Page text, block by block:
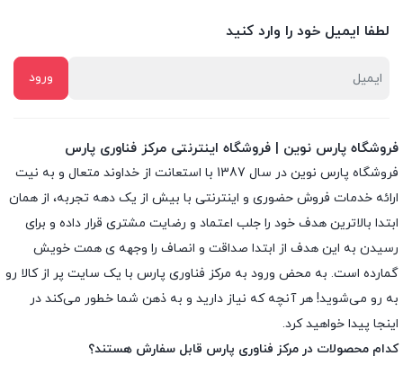
لطفا ایمیل خود را وارد کنید
فروشگاه پارس نوین | فروشگاه اینترنتی مرکز فناوری پارس
فروشگاه پارس نوین در سال 1387 با استعانت از خداوند متعال و به نیت
ارائه خدمات فروش حضوری و اینترنتی با بیش از یک دهه تجربه، از همان
ابتدا بالاترین هدف خود را جلب اعتماد و رضایت مشتری قرار داده و براى
رسیدن به این هدف از ابتدا صداقت و انصاف را وجهه ى همت خویش
گمارده است. به محض ورود به مرکز فناوری پارس با یک سایت پر از کالا رو
به رو می‌شوید! هر آنچه که نیاز دارید و به ذهن شما خطور می‌کند در
اینجا پیدا خواهید کرد.
کدام محصولات در مرکز فناوری پارس قابل سفارش هستند؟